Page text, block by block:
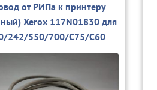
от РИПа к принтеру
Xerox 117N01830 для
242/550/700/С75/С60